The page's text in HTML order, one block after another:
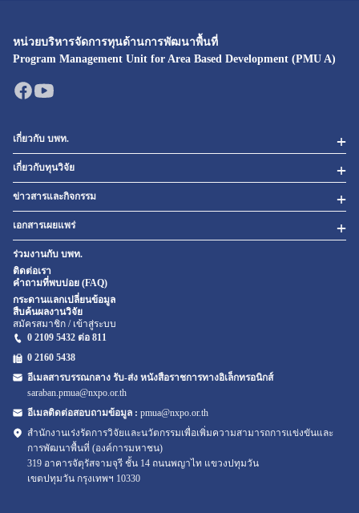
หน่วยบริหารจัดการทุนด้านการพัฒนาพื้นที่
Program Management Unit for Area Based Development (PMU A)
เกี่ยวกับ บพท.
เกี่ยวกับทุนวิจัย
ข่าวสารและกิจกรรม
เอกสารเผยแพร่
ร่วมงานกับ บพท.
ติดต่อเรา
คำถามที่พบบ่อย (FAQ)
กระดานแลกเปลี่ยนข้อมูล
สืบค้นผลงานวิจัย
สมัครสมาชิก / เข้าสู่ระบบ
0 2109 5432 ต่อ 811
0 2160 5438
อีเมลสารบรรณกลาง รับ-ส่ง หนังสือราชการทางอิเล็กทรอนิกส์
saraban.pmua@nxpo.or.th
อีเมลติดต่อสอบถามข้อมูล : pmua@nxpo.or.th
สำนักงานเร่งรัดการวิจัยและนวัตกรรมเพื่อเพิ่มความสามารถการแข่งขันและ
การพัฒนาพื้นที่ (องค์การมหาชน)
319 อาคารจัตุรัสจามจุรี ชั้น 14 ถนนพญาไท แขวงปทุมวัน
เขตปทุมวัน กรุงเทพฯ 10330